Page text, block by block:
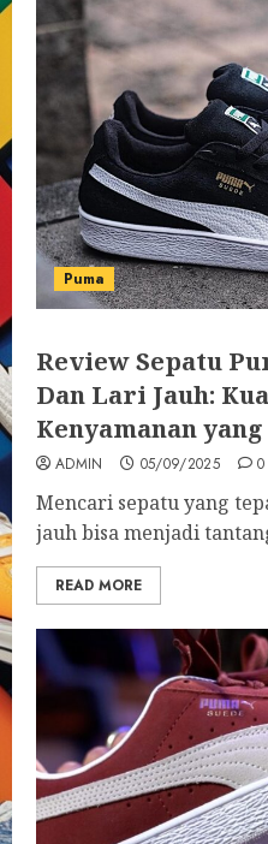
Puma
Review Sepatu
Dan Lari Jauh:
Kenyamanan
ADMIN 05/09/2025 0
Mencari sepatu yang
jauh bisa menjadi
READ MORE